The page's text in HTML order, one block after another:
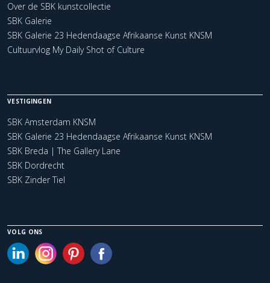
Over de SBK kunstcollectie
SBK Galerie
SBK Galerie 23 Hedendaagse Afrikaanse Kunst KNSM
Cultuurvlog My Daily Shot of Culture
VESTIGINGEN
SBK Amsterdam KNSM
SBK Galerie 23 Hedendaagse Afrikaanse Kunst KNSM
SBK Breda | The Gallery Lane
SBK Dordrecht
SBK Zinder Tiel
VOLG ONS